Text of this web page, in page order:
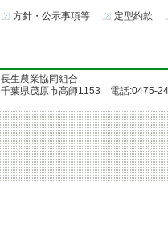
方針・公示事項等 定型約款
長生農業協同組合
千葉県茂原市高師1153 電話:0475-